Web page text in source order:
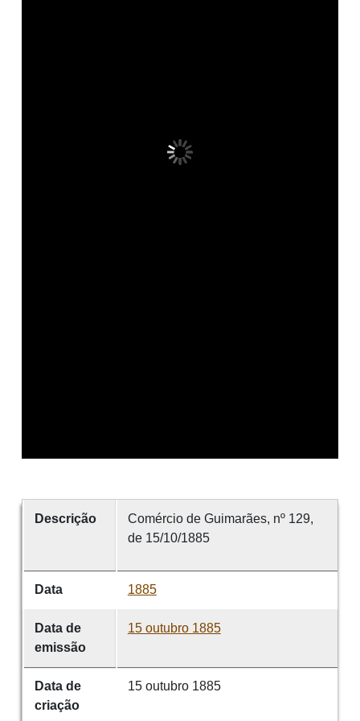
Descrição
Comércio de Guimarães, nº 129,
de 15/10/1885
Data 1885
Data de
emissão
15 outubro 1885
Data de
criação
15 outubro 1885